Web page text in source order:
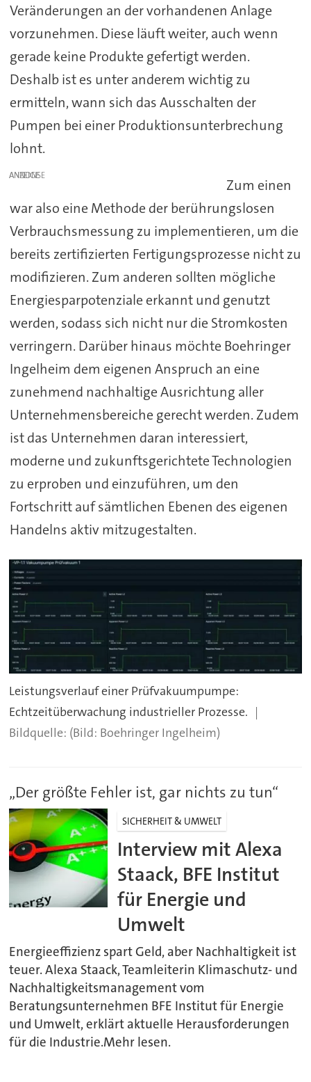
Veränderungen an der vorhandenen Anlage
vorzunehmen. Diese läuft weiter, auch wenn
gerade keine Produkte gefertigt werden.
Deshalb ist es unter anderem wichtig zu
ermitteln, wann sich das Ausschalten der
Pumpen bei einer Produktionsunterbrechung
lohnt.
ANZEIGE
Zum einen
war also eine Methode der berührungslosen
Verbrauchsmessung zu implementieren, um die
bereits zertifizierten Fertigungsprozesse nicht zu
modifizieren. Zum anderen sollten mögliche
Energiesparpotenziale erkannt und genutzt
werden, sodass sich nicht nur die Stromkosten
verringern. Darüber hinaus möchte Boehringer
Ingelheim dem eigenen Anspruch an eine
zunehmend nachhaltige Ausrichtung aller
Unternehmensbereiche gerecht werden. Zudem
ist das Unternehmen daran interessiert,
moderne und zukunftsgerichtete Technologien
zu erproben und einzuführen, um den
Fortschritt auf sämtlichen Ebenen des eigenen
Handelns aktiv mitzugestalten.
Leistungsverlauf einer Prüfvakuumpumpe:
Echtzeitüberwachung industrieller Prozesse.
(Bild: Boehringer Ingelheim)
„Der größte Fehler ist, gar nichts zu tun“
SICHERHEIT & UMWELT
Interview mit Alexa
Staack, BFE Institut
für Energie und
Umwelt
Energieeffizienz spart Geld, aber Nachhaltigkeit ist
teuer. Alexa Staack, Teamleiterin Klimaschutz- und
Nachhaltigkeitsmanagement vom
Beratungsunternehmen BFE Institut für Energie
und Umwelt, erklärt aktuelle Herausforderungen
für die Industrie.Mehr lesen.